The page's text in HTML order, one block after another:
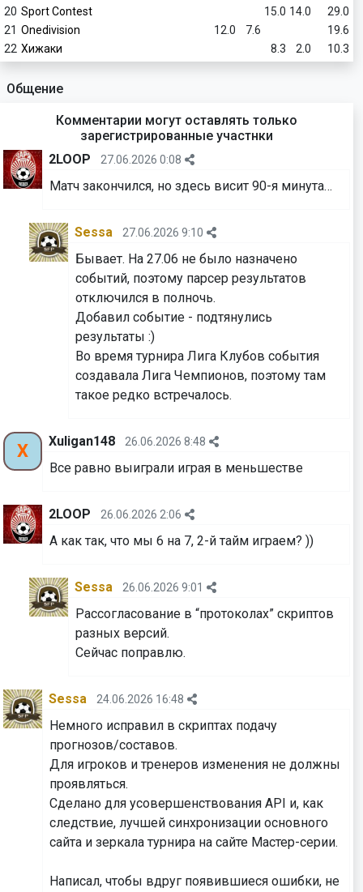
20 Sport Contest 15.0 14.0
29.0
21 Onedivision 12.0 7.6
19.6
22 Хижаки 8.3 2.0 10.3
Общение
Комментарии могут оставлять только
зарегистрированные участнки
2LOOP
27.06.2026 0:08
Матч закончился, но здесь висит 90-я минута…
Sessa 27.06.2026 9:10
Бывает. На 27.06 не было назначено
событий, поэтому парсер результатов
отключился в полночь.
Добавил событие - подтянулись
результаты :)
Во время турнира Лига Клубов события
создавала Лига Чемпионов, поэтому там
такое редко встречалось.
X Xuligan148 26.06.2026 8:48
Все равно выиграли играя в меньшестве
2LOOP 26.06.2026 2:06
А как так, что мы 6 на 7, 2-й тайм играем? ))
Sessa 26.06.2026 9:01
Рассогласование в “протоколах” скриптов
разных версий.
⁠⁠⁠⁠⁠⁠⁠Сейчас поправлю.
Sessa 24.06.2026 16:48
Немного исправил в скриптах подачу
прогнозов/составов.
Для игроков и тренеров изменения не должны
проявляться.
Сделано для усовершенствования API и, как
следствие, лучшей синхронизации основного
сайта и зеркала турнира на сайте Мастер-серии.
Написал, чтобы вдруг появившиеся ошибки, не